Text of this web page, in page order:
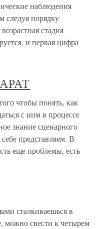
наблюдения
следуя порядку
стадия
и первая цифра
чтобы понять, как
с ним в процессе
знание сценарного
представляем. В
еще проблемы, есть
сталкиваешься в
можно свести к четырем